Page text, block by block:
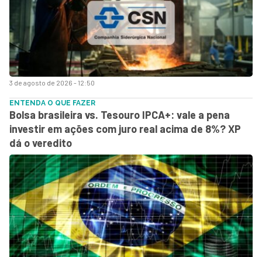
3 de agosto de 2026 - 12:50
ENTENDA O QUE FAZER
Bolsa brasileira vs. Tesouro IPCA+: vale a pena
investir em ações com juro real acima de 8%? XP
dá o veredito